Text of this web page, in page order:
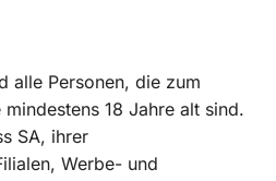
alle Personen, die zum
18 Jahre alt sind.
SA, ihrer
Werbe- und